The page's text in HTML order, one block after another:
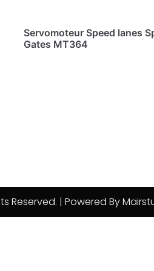
Servomoteur Speed lanes
Gates MT364
Reserved. | Powered By